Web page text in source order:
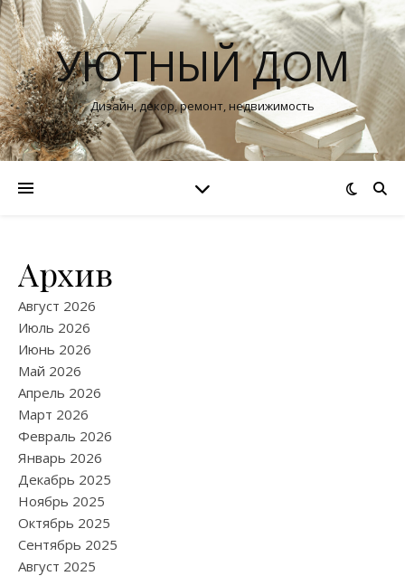
УЮТНЫЙ ДОМ
Дизайн, декор, ремонт, недвижимость
Архив
Август 2026
Июль 2026
Июнь 2026
Май 2026
Апрель 2026
Март 2026
Февраль 2026
Январь 2026
Декабрь 2025
Ноябрь 2025
Октябрь 2025
Сентябрь 2025
Август 2025